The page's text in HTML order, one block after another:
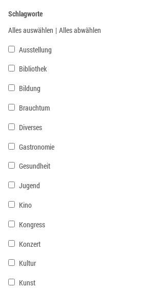
Schlagworte
Alles auswählen | Alles abwählen
Ausstellung
Bibliothek
Bildung
Brauchtum
Diverses
Gastronomie
Gesundheit
Jugend
Kino
Kongress
Konzert
Kultur
Kunst